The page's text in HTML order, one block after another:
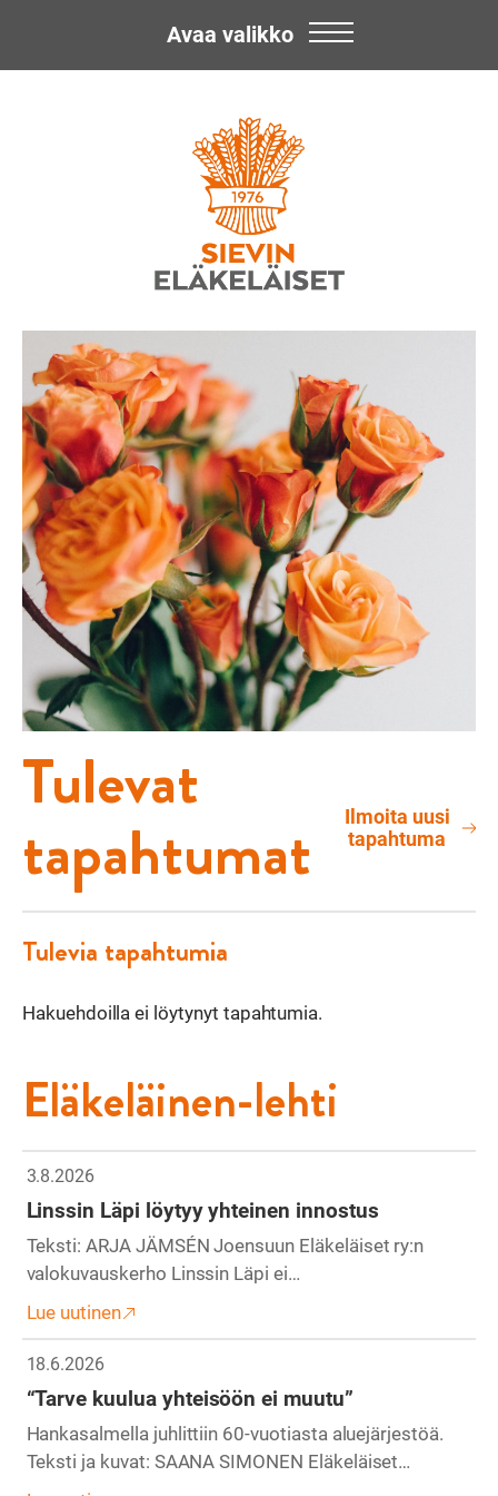
Eläkeläiset
ry
Avaa valikko
Tulevat
tapahtumat
Ilmoita uusi
tapahtuma
Tulevia tapahtumia
Hakuehdoilla ei löytynyt tapahtumia.
Eläkeläinen-lehti
3.8.2026
Linssin Läpi löytyy yhteinen innostus
Teksti: ARJA JÄMSÉN Joensuun Eläkeläiset ry:n
valokuvauskerho Linssin Läpi ei…
Lue uutinen
18.6.2026
“Tarve kuulua yhteisöön ei muutu”
Hankasalmella juhlittiin 60-vuotiasta aluejärjestöä.
Teksti ja kuvat: SAANA SIMONEN Eläkeläiset…